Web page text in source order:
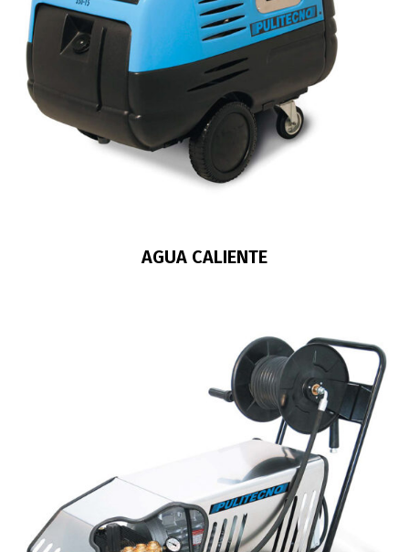
AGUA CALIENTE